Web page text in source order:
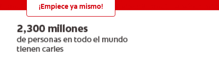
¡Empiece ya mismo!